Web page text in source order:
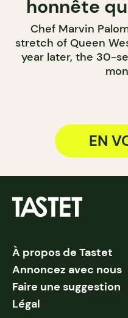
honnête
Chef Marvin
stretch of Queen
year later, the 30-
EN
À propos de Tastet
Annoncez avec nous
Faire une suggestion
Légal